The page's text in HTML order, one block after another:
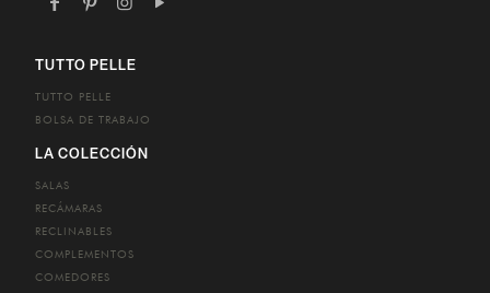
TUTTO PELLE
TUTTO PELLE
BOLSA DE TRABAJO
LA COLECCIÓN
SALAS
RECÁMARAS
RECLINABLES
COMPLEMENTOS
COMEDORES